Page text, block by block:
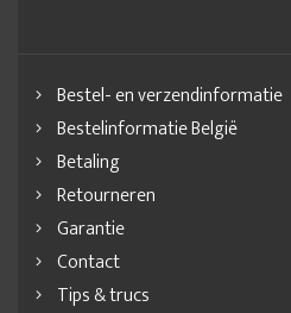
Bestel- en verzendinformatie
Bestelinformatie België
Betaling
Retourneren
Garantie
Contact
Tips & trucs